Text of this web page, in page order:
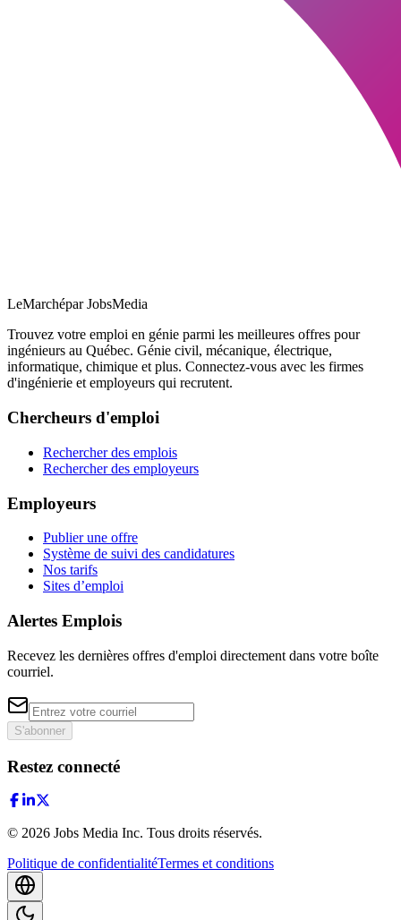
LeMarchépar JobsMedia
Trouvez votre emploi en génie parmi les meilleures offres pour
ingénieurs au Québec. Génie civil, mécanique, électrique,
informatique, chimique et plus. Connectez-vous avec les firmes
d'ingénierie et employeurs qui recrutent.
Chercheurs d'emploi
Rechercher des emplois
Rechercher des employeurs
Employeurs
Publier une offre
Système de suivi des candidatures
Nos tarifs
Sites d’emploi
Alertes Emplois
Recevez les dernières offres d'emploi directement dans votre boîte
courriel.
S'abonner
Restez connecté
© 2026 Jobs Media Inc. Tous droits réservés.
Politique de confidentialitéTermes et conditions